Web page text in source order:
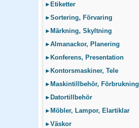
▸ Etiketter
▸Sortering, Förvaring
▸ Märkning, Skyltning
▸Almanackor, Planering
▸ Konferens, Presentation
▸ Kontorsmaskiner, Tele
▸ Maskintillbehör, Förbrukning
▸ Datortillbehör
▸ Möbler, Lampor, Elartiklar
▸Väskor
Multimark 1513 F röd 10st/fp